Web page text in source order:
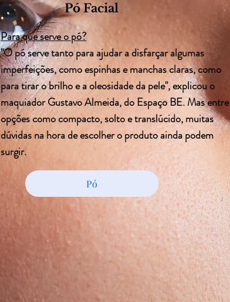
Pó Facial
Para que serve o pó?
"O pó serve tanto para ajudar a disfarçar algumas
imperfeições, como espinhas e manchas claras, como
para tirar o brilho e a oleosidade da pele", explicou o
maquiador Gustavo Almeida, do Espaço BE. Mas entre
opções como compacto, solto e translúcido, muitas
dúvidas na hora de escolher o produto ainda podem
surgir.
Pó